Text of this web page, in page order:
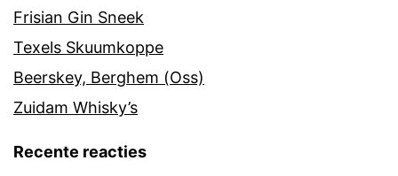
Frisian Gin Sneek
Texels Skuumkoppe
Beerskey, Berghem (Oss)
Zuidam Whisky’s
Recente reacties